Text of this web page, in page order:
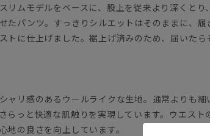
リムモデルをベースに、股上を従来より深くとり
たパンツ。すっきりシルエットはそのままに、履
トに仕上げました。裾上げ済みのため、届いたら
ャリ感のあるウールライクな生地。通常よりも細
らっと快適な肌触りを実現しています。ウエスト
地の良さを向上しています。